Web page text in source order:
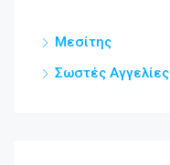
Μεσίτης
Σωστές Αγγελίες